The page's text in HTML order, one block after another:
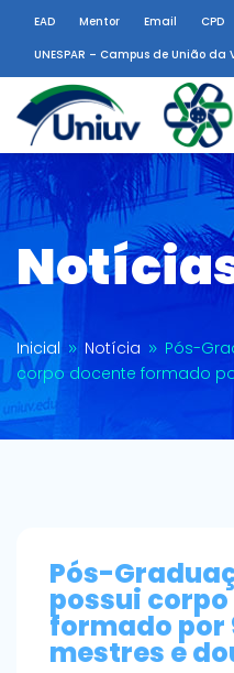
EAD Mentor Email CPD
UNESPAR – Campus de União da
Inicial 9 Notícia 9 Pós-
corpo docente formado
Pós-
possui
formado por
mestres e